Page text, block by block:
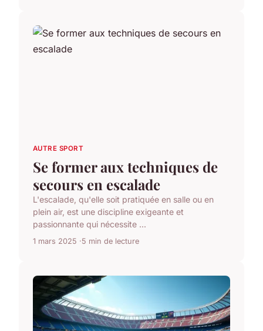
AUTRE SPORT
Se former aux techniques de
secours en escalade
L'escalade, qu'elle soit pratiquée en salle ou en
plein air, est une discipline exigeante et
passionnante qui nécessite ...
1 mars 2025 5 min de lecture